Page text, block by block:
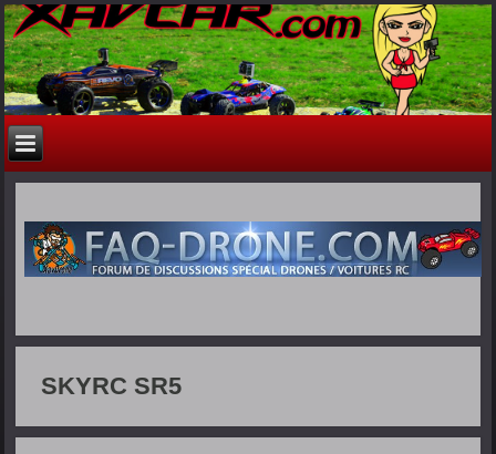
SKYRC SR5